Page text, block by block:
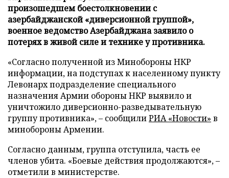
произошедшем боестолкновении с
азербайджанской «диверсионной группой»,
военное ведомство Азербайджана заявило о
потерях в живой силе и технике у противника.
«Согласно полученной из Минобороны НКР
информации, на подступах к населенному пункту
Левонарх подразделение специального
назначения Армии обороны НКР выявило и
уничтожило диверсионно-разведывательную
группу противника», – сообщилиРИА «Новости» в
минобороны Армении.
Согласно данным, группа отступила, часть ее
членов убита. «Боевые действия продолжаются», –
отметили в министерстве.